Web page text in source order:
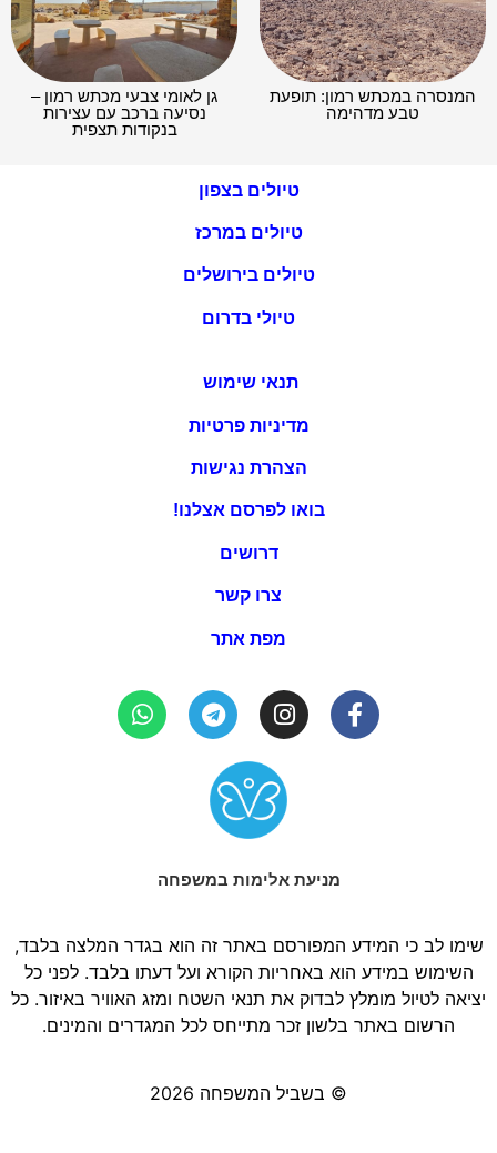
המנסרה במכתש רמון: תופעת
טבע מדהימה
גן לאומי צבעי מכתש רמון –
נסיעה ברכב עם עצירות
בנקודות תצפית
טיולים בצפון
טיולים במרכז
טיולים בירושלים
טיולי בדרום
תנאי שימוש
מדיניות פרטיות
הצהרת נגישות
בואו לפרסם אצלנו!
דרושים
צרו קשר
מפת אתר
מניעת אלימות במשפחה
שימו לב כי המידע המפורסם באתר זה הוא בגדר המלצה בלבד,
השימוש במידע הוא באחריות הקורא ועל דעתו בלבד. לפני כל
יציאה לטיול מומלץ לבדוק את תנאי השטח ומזג האוויר באיזור. כל
הרשום באתר בלשון זכר מתייחס לכל המגדרים והמינים.
© בשביל המשפחה 2026